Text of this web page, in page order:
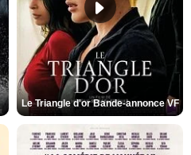
Le Triangle d'or Bande-annonce VF